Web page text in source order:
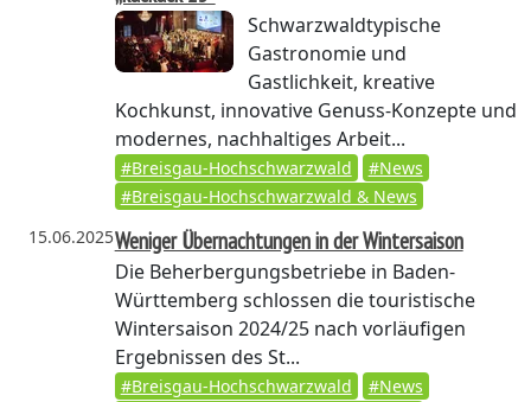
Schwarzwaldtypische
Gastronomie und
Gastlichkeit, kreative
Kochkunst, innovative Genuss-Konzepte und
modernes, nachhaltiges Arbeit...
#Breisgau-Hochschwarzwald
#News
#Breisgau-Hochschwarzwald & News
15.06.2025Weniger Übernachtungen in der Wintersaison
Die Beherbergungsbetriebe in Baden-
Württemberg schlossen die touristische
Wintersaison 2024/25 nach vorläufigen
Ergebnissen des St...
#Breisgau-Hochschwarzwald
#News